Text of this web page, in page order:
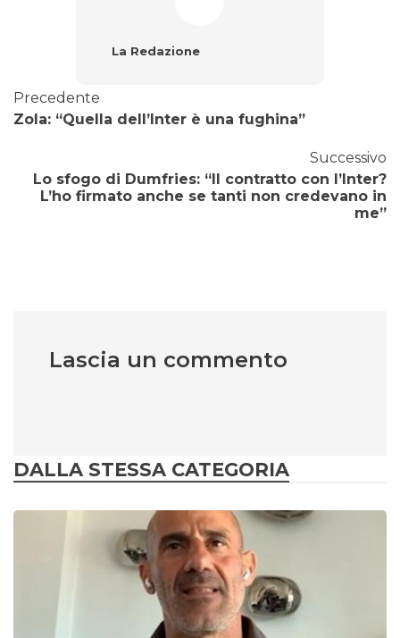
La Redazione
Precedente
Zola: “Quella dell’Inter è una fughina”
Successivo
Lo sfogo di Dumfries: “Il contratto con l’Inter?
L’ho firmato anche se tanti non credevano in
me”
Lascia un commento
DALLA STESSA CATEGORIA